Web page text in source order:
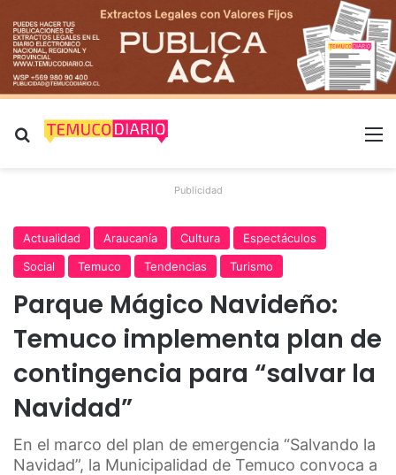
Buscar por
Publicidad
Actualidad Araucanía Cultura
Espectáculos
Social
Temuco Tendencias Turismo
Parque Mágico Navideño:
Temuco implementa plan de
contingencia para “salvar la
Navidad”
En el marco del plan de emergencia “Salvando la
Navidad”, la Municipalidad de Temuco convoca a